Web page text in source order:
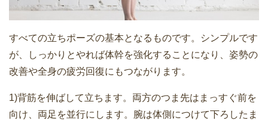
すべての立ちポーズの基本となるものです。シンプルです
が、しっかりとやれば体幹を強化することになり、姿勢の
改善や全身の疲労回復にもつながります。
1)背筋を伸ばして立ちます。両方のつま先はまっすぐ前を
向け、両足を並行にします。腕は体側につけて下ろしたま